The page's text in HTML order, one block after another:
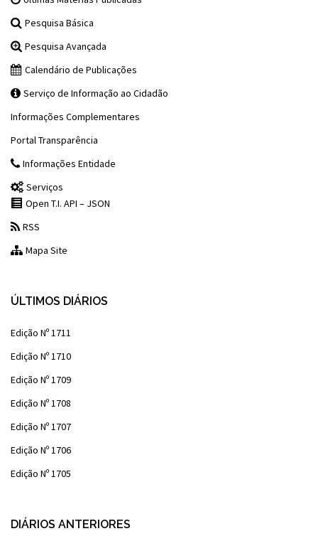
Pesquisa Básica
Pesquisa Avançada
Calendário de Publicações
Serviço de Informação ao Cidadão
Informações Complementares
Portal Transparência
Informações Entidade
Serviços
Open T.I. API – JSON
RSS
Mapa Site
ÚLTIMOS DIÁRIOS
Edição Nº 1711
Edição Nº 1710
Edição Nº 1709
Edição Nº 1708
Edição Nº 1707
Edição Nº 1706
Edição Nº 1705
DIÁRIOS ANTERIORES